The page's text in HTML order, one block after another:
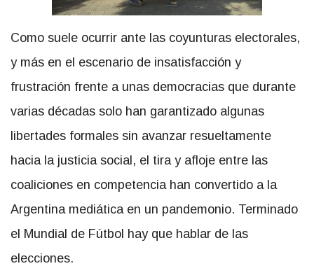
Como suele ocurrir ante las coyunturas electorales,
y más en el escenario de insatisfacción y
frustración frente a unas democracias que durante
varias décadas solo han garantizado algunas
libertades formales sin avanzar resueltamente
hacia la justicia social, el tira y afloje entre las
coaliciones en competencia han convertido a la
Argentina mediática en un pandemonio. Terminado
el Mundial de Fútbol hay que hablar de las
elecciones.